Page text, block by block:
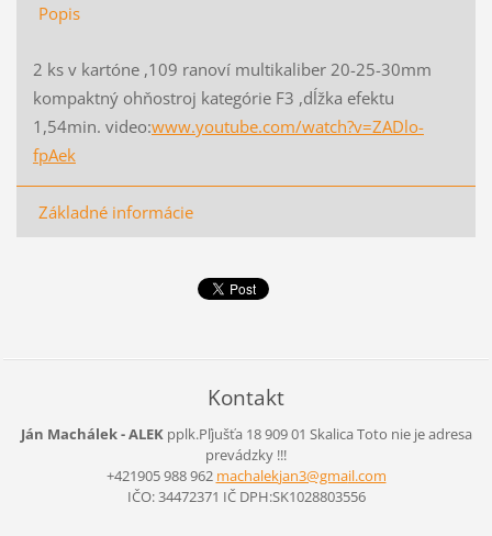
Popis
2 ks v kartóne ,109 ranoví multikaliber 20-25-30mm
kompaktný ohňostroj kategórie F3 ,dĺžka efektu
1,54min. video:www.youtube.com/watch?v=ZADlo-
fpAek
Základné informácie
Kontakt
Ján Machálek - ALEK pplk.Pľjušťa 18 909 01 Skalica Toto nie je adresa
prevádzky !!!
+421905 988 962 machalekjan3@gmail.com
IČO: 34472371 IČ DPH:SK1028803556